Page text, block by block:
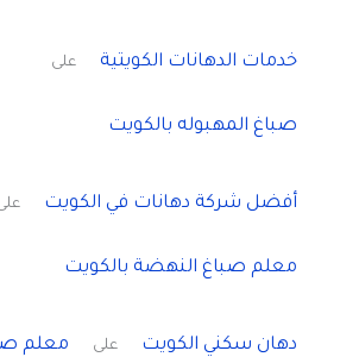
خدمات الدهانات الكويتية على
صباغ المهبوله بالكويت
أفضل شركة دهانات في الكويت
معلم صباغ النهضة بالكويت
دهان سكني الكويت على معلم